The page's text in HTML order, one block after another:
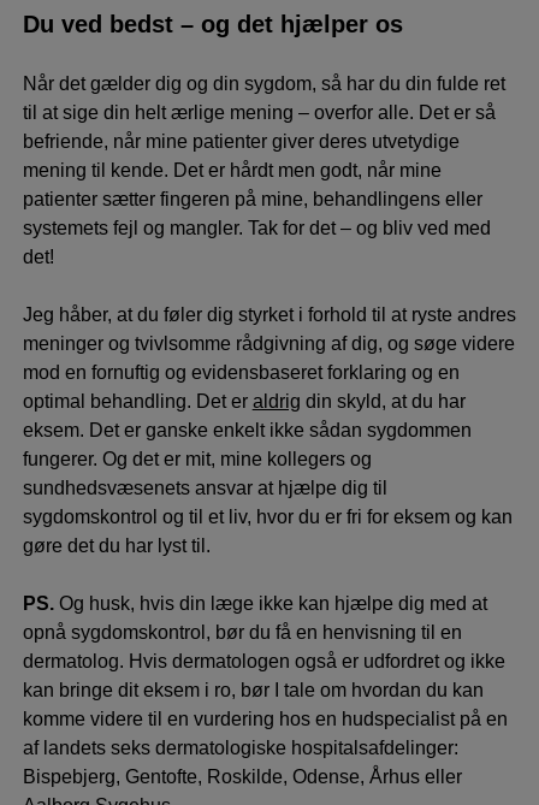
Du ved bedst – og det hjælper os
Når det gælder dig og din sygdom, så har du din fulde ret
til at sige din helt ærlige mening – overfor alle. Det er så
befriende, når mine patienter giver deres utvetydige
mening til kende. Det er hårdt men godt, når mine
patienter sætter fingeren på mine, behandlingens eller
systemets fejl og mangler. Tak for det – og bliv ved med
det!
Jeg håber, at du føler dig styrket i forhold til at ryste andres
meninger og tvivlsomme rådgivning af dig, og søge videre
mod en fornuftig og evidensbaseret forklaring og en
optimal behandling. Det er aldrig din skyld, at du har
eksem. Det er ganske enkelt ikke sådan sygdommen
fungerer. Og det er mit, mine kollegers og
sundhedsvæsenets ansvar at hjælpe dig til
sygdomskontrol og til et liv, hvor du er fri for eksem og kan
gøre det du har lyst til.
PS. Og husk, hvis din læge ikke kan hjælpe dig med at
opnå sygdomskontrol, bør du få en henvisning til en
dermatolog. Hvis dermatologen også er udfordret og ikke
kan bringe dit eksem i ro, bør I tale om hvordan du kan
komme videre til en vurdering hos en hudspecialist på en
af landets seks dermatologiske hospitalsafdelinger:
Bispebjerg, Gentofte, Roskilde, Odense, Århus eller